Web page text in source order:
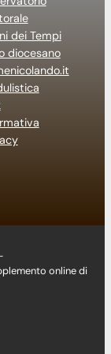
dei Tempi
diocesano
online di